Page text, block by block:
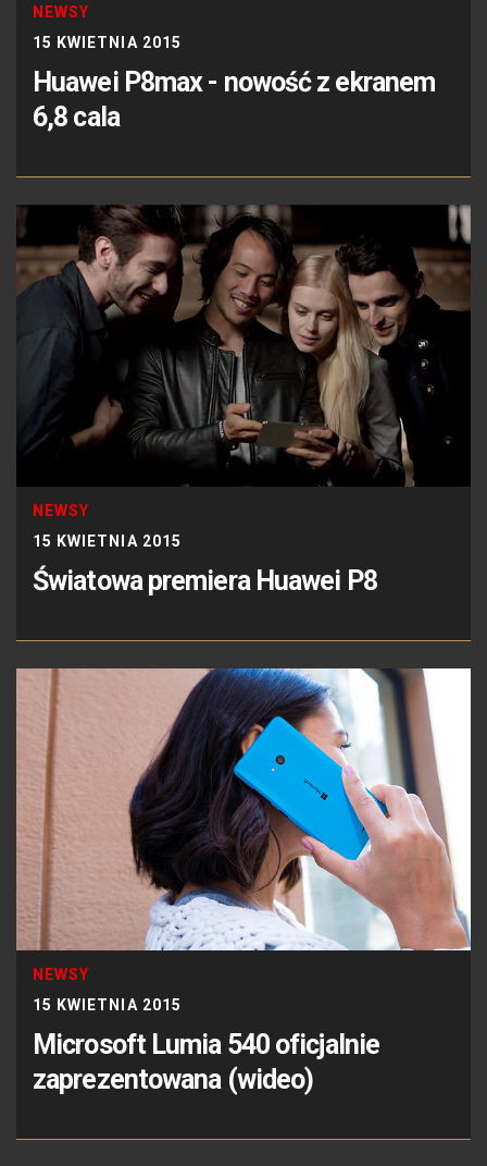
NEWSY
15 KWIETNIA 2015
Huawei P8max - nowość z ekranem
6,8 cala
NEWSY
15 KWIETNIA 2015
Światowa premiera Huawei P8
NEWSY
15 KWIETNIA 2015
Microsoft Lumia 540 oficjalnie
zaprezentowana (wideo)